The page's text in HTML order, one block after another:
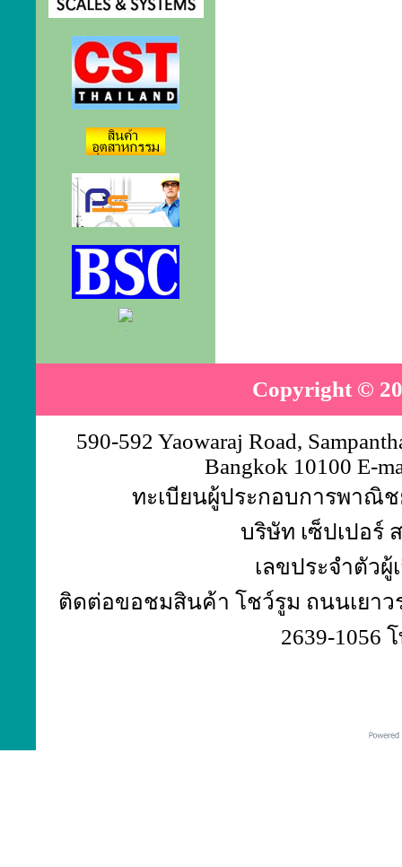
Copyright ©
590-592 Yaowaraj Road,
Bangkok 10100 E-
ทะเบียนผู้ประกอบการพาณิช
บริษัท เซ็ปเปอร์
เลขประจำตัวผู้
ติดต่อขอชมสินค้า โชว์รูม ถนนเยาวร
2639-1056